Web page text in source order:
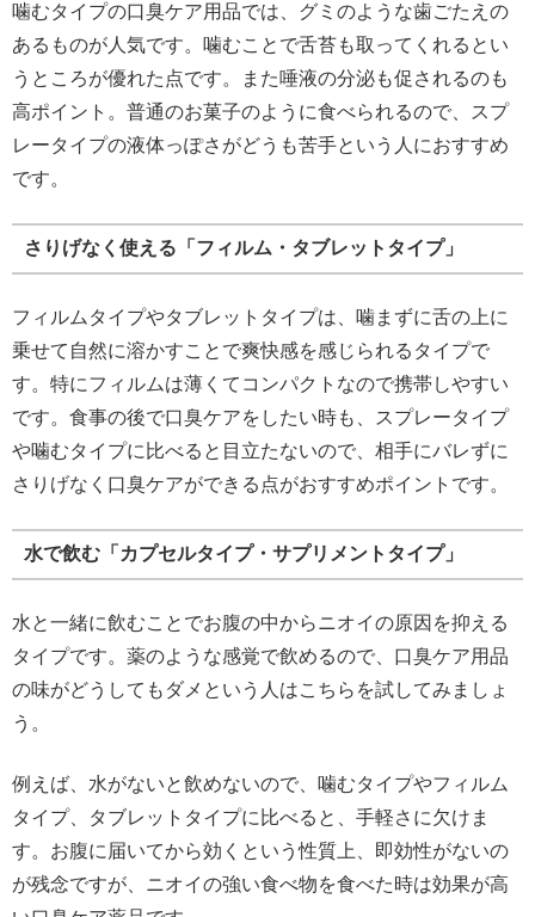
噛むタイプの口臭ケア用品では、グミのような歯ごたえの
あるものが人気です。噛むことで舌苔も取ってくれるとい
うところが優れた点です。また唾液の分泌も促されるのも
高ポイント。普通のお菓子のように食べられるので、スプ
レータイプの液体っぽさがどうも苦手という人におすすめ
です。
さりげなく使える「フィルム・タブレットタイプ」
フィルムタイプやタブレットタイプは、噛まずに舌の上に
乗せて自然に溶かすことで爽快感を感じられるタイプで
す。特にフィルムは薄くてコンパクトなので携帯しやすい
です。食事の後で口臭ケアをしたい時も、スプレータイプ
や噛むタイプに比べると目立たないので、相手にバレずに
さりげなく口臭ケアができる点がおすすめポイントです。
水で飲む「カプセルタイプ・サプリメントタイプ」
水と一緒に飲むことでお腹の中からニオイの原因を抑える
タイプです。薬のような感覚で飲めるので、口臭ケア用品
の味がどうしてもダメという人はこちらを試してみましょ
う。
例えば、水がないと飲めないので、噛むタイプやフィルム
タイプ、タブレットタイプに比べると、手軽さに欠けま
す。お腹に届いてから効くという性質上、即効性がないの
が残念ですが、ニオイの強い食べ物を食べた時は効果が高